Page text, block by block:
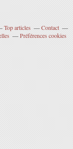
Top articles
Contact
Préférences cookies